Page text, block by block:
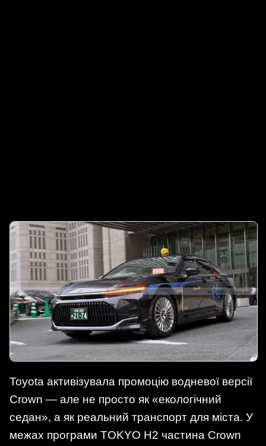
Toyota активізувала промоцію водневої версії
Crown — але не просто як «екологічний
седан», а як реальний транспорт для міста. У
межах програми TOKYO H2 частина Crown